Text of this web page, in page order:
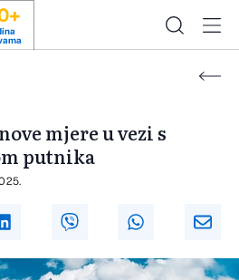
mjere u vezi s
putnika